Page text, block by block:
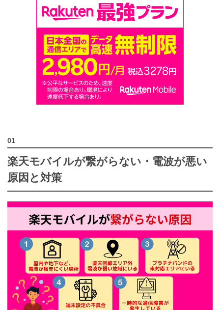
楽天モバイルが繋がらない・電波が悪い
原因と対策